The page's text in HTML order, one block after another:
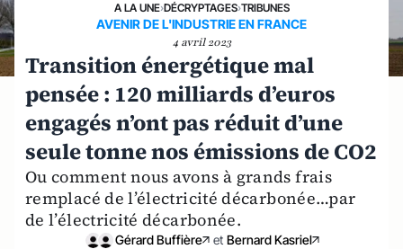
A LA UNE›DÉCRYPTAGES›TRIBUNES
AVENIR DE L'INDUSTRIE EN FRANCE
4 avril 2023
Transition énergétique mal
pensée : 120 milliards d’euros
engagés n’ont pas réduit d’une
seule tonne nos émissions de CO2
Ou comment nous avons à grands frais
remplacé de l’électricité décarbonée…par
de l’électricité décarbonée.
Gérard Buffière et Bernard Kasriel